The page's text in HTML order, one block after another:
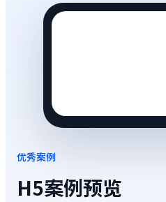
优秀案例
H5案例预览